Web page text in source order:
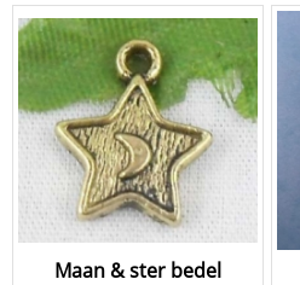
Maan & ster bedel